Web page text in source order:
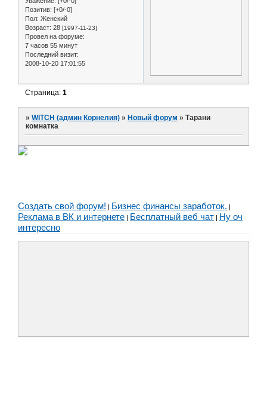
Позитив: [+0/-0]
Пол: Женский
Возраст: 28 [1997-11-23]
Провел на форуме:
7 часов 55 минут
Последний визит:
2008-10-20 17:01:55
Страница:1
»WITCH (админ Корнелия) »Новый форум »Тарани
комнатка
Создать свой форум! | Бизнес финансы заработок. |
Реклама в ВК и интернете | Бесплатный веб чат | Ну оч
интересно